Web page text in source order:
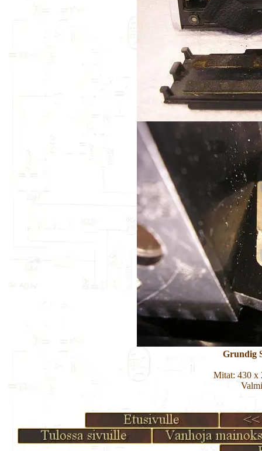
Grundig
Mitat: 430 x